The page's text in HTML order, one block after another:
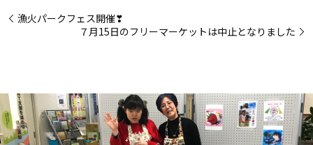
漁火パークフェス開催❣
７月15日のフリーマーケットは中止となりました